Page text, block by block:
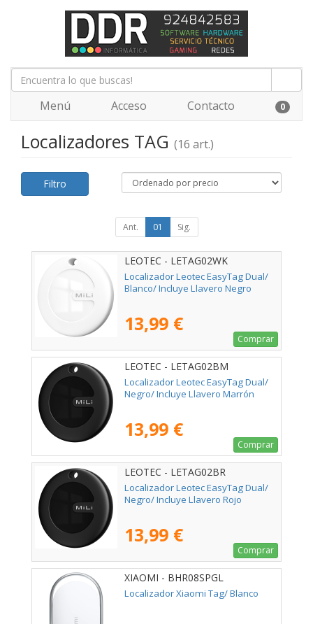
Menú Acceso Contacto 0
Localizadores TAG (16 art.)
Filtro
Ant. 01 Sig.
LEOTEC - LETAG02WK
Localizador Leotec EasyTag Dual/
Blanco/ Incluye Llavero Negro
13,99 €
Comprar
LEOTEC - LETAG02BM
Localizador Leotec EasyTag Dual/
Negro/ Incluye Llavero Marrón
13,99 €
Comprar
LEOTEC - LETAG02BR
Localizador Leotec EasyTag Dual/
Negro/ Incluye Llavero Rojo
13,99 €
Comprar
XIAOMI - BHR08SPGL
Localizador Xiaomi Tag/ Blanco